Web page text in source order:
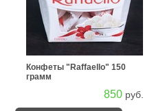
Конфеты "Raffaello" 150
грамм
850руб.